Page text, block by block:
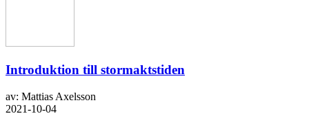
Introduktion till stormaktstiden
av: Mattias Axelsson
2021-10-04